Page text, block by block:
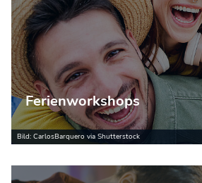
Ferienworkshops
Bild: CarlosBarquero via Shutterstock